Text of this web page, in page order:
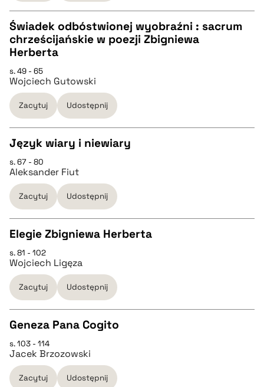
BIBTEX
pobierz cytat
CZYSTY TEKST
pobierz cytat
BIBTEX
pobierz cytat
Świadek odbóstwionej wyobraźni : sacrum
chrześcijańskie w poezji Zbigniewa
Herberta
s. 49 - 65
Wojciech Gutowski
Zacytuj Udostępnij
CZYSTY TEKST
pobierz cytat
BIBTEX
pobierz cytat
Język wiary i niewiary
s. 67 - 80
Aleksander Fiut
Zacytuj Udostępnij
CZYSTY TEKST
pobierz cytat
BIBTEX
pobierz cytat
Elegie Zbigniewa Herberta
s. 81 - 102
Wojciech Ligęza
Zacytuj Udostępnij
CZYSTY TEKST
pobierz cytat
Geneza Pana Cogito
s. 103 - 114
Jacek Brzozowski
Zacytuj Udostępnij